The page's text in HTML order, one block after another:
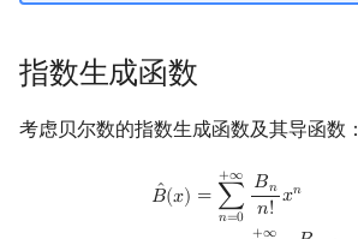
指数生成函数
考虑贝尔数的指数生成函数及其导函数：
ˆ
𝐵(𝑥) =
+∞
∑
𝑛=0
𝐵𝑛
𝑛! 𝑥𝑛
nn +∑n 0+